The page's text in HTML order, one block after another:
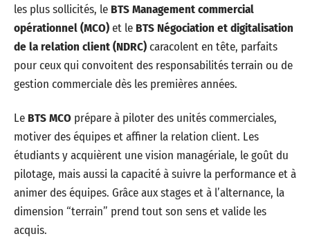
les plus sollicités, le BTS Management commercial
opérationnel (MCO)et le BTS Négociation et digitalisation
de la relation client (NDRC)caracolent en tête, parfaits
pour ceux qui convoitent des responsabilités terrain ou de
gestion commerciale dès les premières années.
Le BTS MCO prépare à piloter des unités commerciales,
motiver des équipes et affiner la relation client. Les
étudiants y acquièrent une vision managériale, le goût du
pilotage, mais aussi la capacité à suivre la performance et à
animer des équipes. Grâce aux stages et à l’alternance, la
dimension “terrain” prend tout son sens et valide les
acquis.